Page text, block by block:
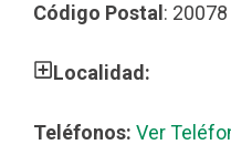
Código Postal : 20078
Localidad:
Teléfonos: Ver